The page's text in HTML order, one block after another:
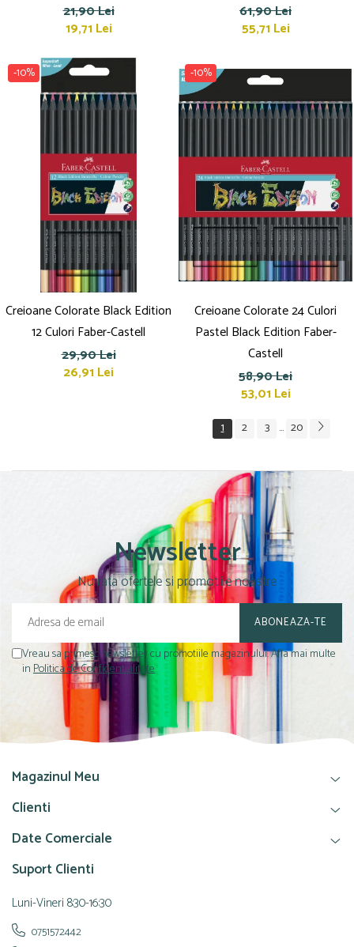
21,90 Lei
19,71 Lei
61,90 Lei
55,71 Lei
-10%
Creioane Colorate Black Edition
12 Culori Faber-Castell
29,90 Lei
26,91 Lei
-10%
Creioane Colorate 24 Culori
Pastel Black Edition Faber-
Castell
58,90 Lei
53,01 Lei
1 2 3 ... 20
Newsletter
Nu rata ofertele si promotiile noastre
Vreau sa primesc newsletter cu promotiile magazinului. Afla mai multe
inPolitica de Confidentialitate
Magazinul Meu
Clienti
Date Comerciale
Suport Clienti
Luni-Vineri 8:30-16:30
0751572442